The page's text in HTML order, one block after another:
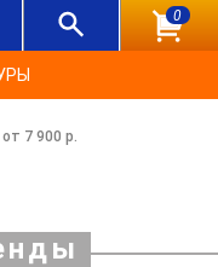
0
7 900 р.